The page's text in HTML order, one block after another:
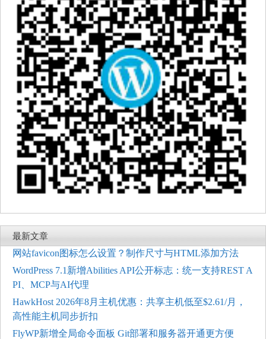
最新文章
网站favicon图标怎么设置？制作尺寸与HTML添加方法
WordPress 7.1新增Abilities API公开标志：统一支持REST A
PI、MCP与AI代理
HawkHost 2026年8月主机优惠：共享主机低至$2.61/月，
高性能主机同步折扣
FlyWP新增全局命令面板 Git部署和服务器开通更方便